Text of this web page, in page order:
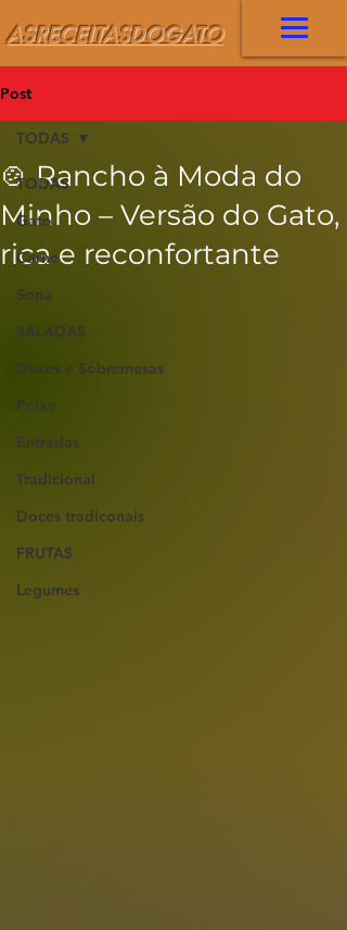
ASRECEITASDOGATO
Post
TODAS
Gato
Carne
Sopa
SALADAS
Doces e Sobremesas
Peixe
Entradas
Tradicional
Doces tradiconais
FRUTAS
Legumes
TODAS
🍲 Rancho à Moda do
Minho – Versão do Gato,
rica e reconfortante